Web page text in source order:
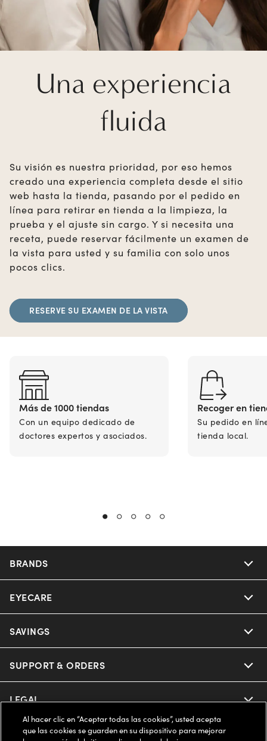
Una experiencia
fluida
Su visión es nuestra prioridad, por eso hemos
creado una experiencia completa desde el sitio
web hasta la tienda, pasando por el pedido en
línea para retirar en tienda a la limpieza, la
prueba y el ajuste sin cargo. Y si necesita una
receta, puede reservar fácilmente un examen de
la vista para usted y su familia con solo unos
pocos clics.
RESERVE SU EXAMEN DE LA VISTA
Más de 1000 tiendas
Con un equipo dedicado de
doctores expertos y asociados.
Recoger en
Su pedido en
tienda local.
BRANDS
Nuance Audio
Ray-Ban
Oakley
Oakley Meta
EYECARE
Our Eyeglasses
Our Sunglasses
Our Contact Lenses
Ray-Ban | Meta
SAVINGS
Offers & Discount
Insurance
FSA & HSA
SUPPORT & ORDERS
Help Center
Online Order Status
LEGAL
Privacy Policy
COMPANY INFO
Al hacer clic en “Aceptar todas las cookies”, usted acepta
que las cookies se guarden en su dispositivo para mejorar